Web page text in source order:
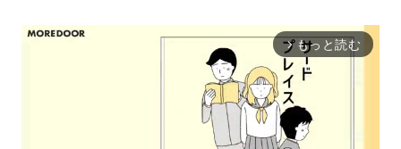
arrow_forward_ios もっと読む